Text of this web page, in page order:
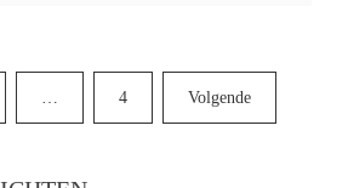
… 4 Volgende